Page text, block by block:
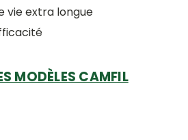
vie extra longue
MODÈLES CAMFIL